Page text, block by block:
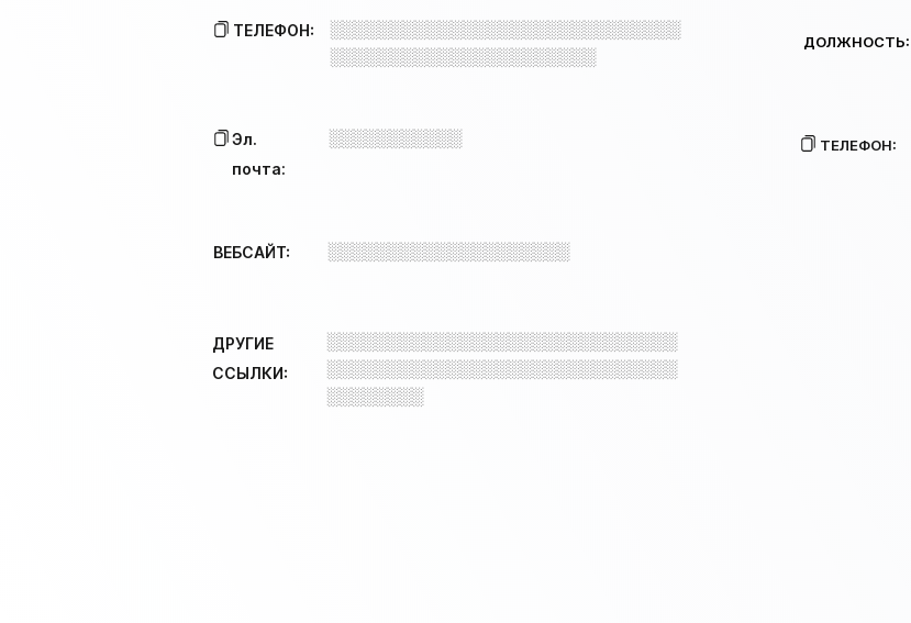
ТЕЛЕФОН:
░░░░░░░░░░░░░░░░░░░░░░░░░░░░░
░░░░░░░░░░░░░░░░░░░░░░
Эл.
почта:
░░░░░░░░░░░
ВЕБСАЙТ: ░░░░░░░░░░░░░░░░░░░░
ДРУГИЕ
ССЫЛКИ:
░░░░░░░░░░░░░░░░░░░░░░░░░░░░░
░░░░░░░░░░░░░░░░░░░░░░░░░░░░░
░░░░░░░░
ДОЛЖНОСТЬ:
ТЕЛЕФОН: